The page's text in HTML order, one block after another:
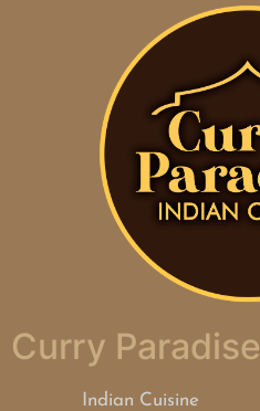
Curry Paradise
Indian Cuisine